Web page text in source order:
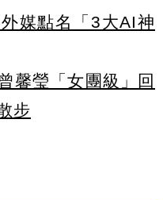
媒點名「3大AI神
馨瑩「女團級」回
步